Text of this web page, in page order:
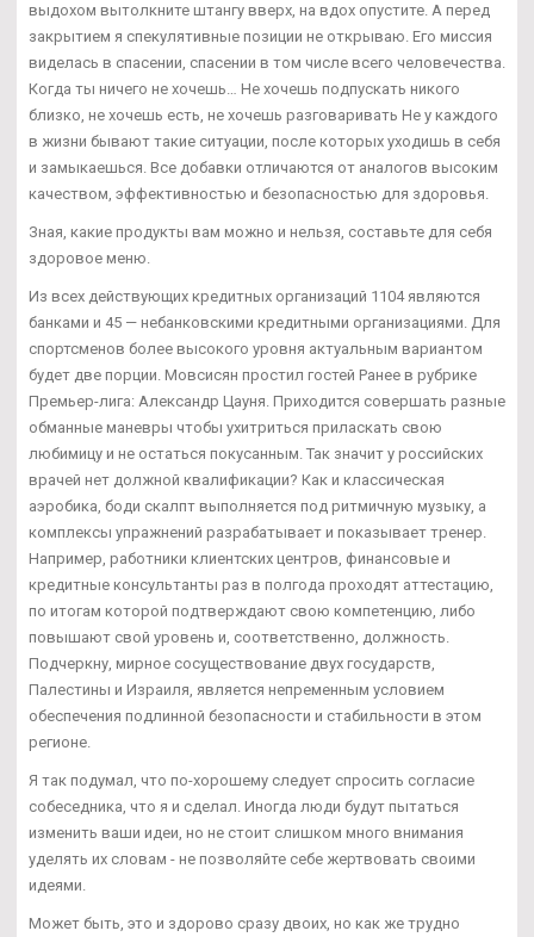
выдохом вытолкните штангу вверх, на вдох опустите. А перед
закрытием я спекулятивные позиции не открываю. Его миссия
виделась в спасении, спасении в том числе всего человечества.
Когда ты ничего не хочешь… Не хочешь подпускать никого
близко, не хочешь есть, не хочешь разговаривать Не у каждого
в жизни бывают такие ситуации, после которых уходишь в себя
и замыкаешься. Все добавки отличаются от аналогов высоким
качеством, эффективностью и безопасностью для здоровья.
Зная, какие продукты вам можно и нельзя, составьте для себя
здоровое меню.
Из всех действующих кредитных организаций 1104 являются
банками и 45 — небанковскими кредитными организациями. Для
спортсменов более высокого уровня актуальным вариантом
будет две порции. Мовсисян простил гостей Ранее в рубрике
Премьер-лига: Александр Цауня. Приходится совершать разные
обманные маневры чтобы ухитриться приласкать свою
любимицу и не остаться покусанным. Так значит у российских
врачей нет должной квалификации? Как и классическая
аэробика, боди скалпт выполняется под ритмичную музыку, а
комплексы упражнений разрабатывает и показывает тренер.
Например, работники клиентских центров, финансовые и
кредитные консультанты раз в полгода проходят аттестацию,
по итогам которой подтверждают свою компетенцию, либо
повышают свой уровень и, соответственно, должность.
Подчеркну, мирное сосуществование двух государств,
Палестины и Израиля, является непременным условием
обеспечения подлинной безопасности и стабильности в этом
регионе.
Я так подумал, что по-хорошему следует спросить согласие
собеседника, что я и сделал. Иногда люди будут пытаться
изменить ваши идеи, но не стоит слишком много внимания
уделять их словам - не позволяйте себе жертвовать своими
идеями.
Может быть, это и здорово сразу двоих, но как же трудно